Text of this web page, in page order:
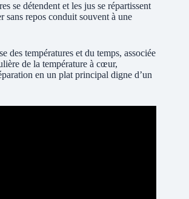
se détendent et les jus se répartissent
sans repos conduit souvent à une
des températures et du temps, associée
de la température à cœur,
en un plat principal digne d’un